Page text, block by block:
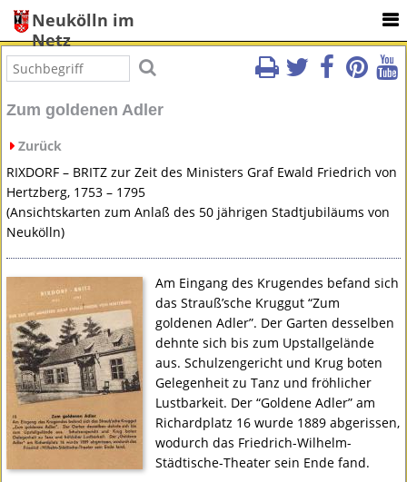
Neukölln im
Netz
Zum goldenen Adler
Zurück
RIXDORF – BRITZ zur Zeit des Ministers Graf Ewald Friedrich von
Hertzberg, 1753 – 1795
(Ansichtskarten zum Anlaß des 50 jährigen Stadtjubiläums von
Neukölln)
Am Eingang des Krugendes befand sich
das Strauß’sche Kruggut “Zum
goldenen Adler”. Der Garten desselben
dehnte sich bis zum Upstallgelände
aus. Schulzengericht und Krug boten
Gelegenheit zu Tanz und fröhlicher
Lustbarkeit. Der “Goldene Adler” am
Richardplatz 16 wurde 1889 abgerissen,
wodurch das Friedrich-Wilhelm-
Städtische-Theater sein Ende fand.